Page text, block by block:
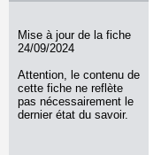
Mise à jour de la fiche
24/09/2024
Attention, le contenu de
cette fiche ne reflète
pas nécessairement le
dernier état du savoir.